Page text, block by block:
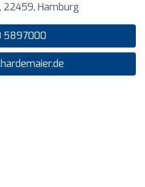
22459, Hamburg